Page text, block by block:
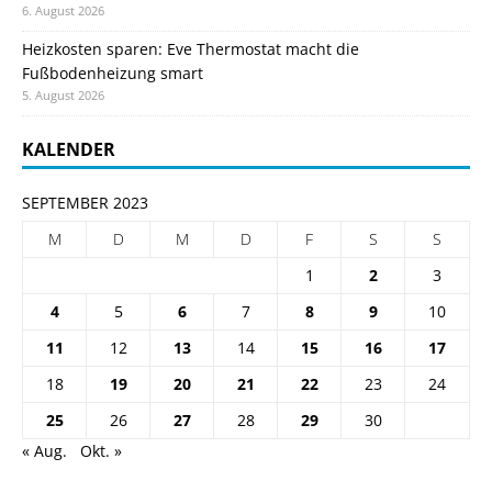
6. August 2026
Heizkosten sparen: Eve Thermostat macht die
Fußbodenheizung smart
5. August 2026
KALENDER
SEPTEMBER 2023
M
D M D F S
S
1
2
3
4
5 6 7 8 9
10
11
12 13 14 15 16
17
18
19 20 21 22 23
24
25
26 27 28 29
30
« Aug.
Okt. »